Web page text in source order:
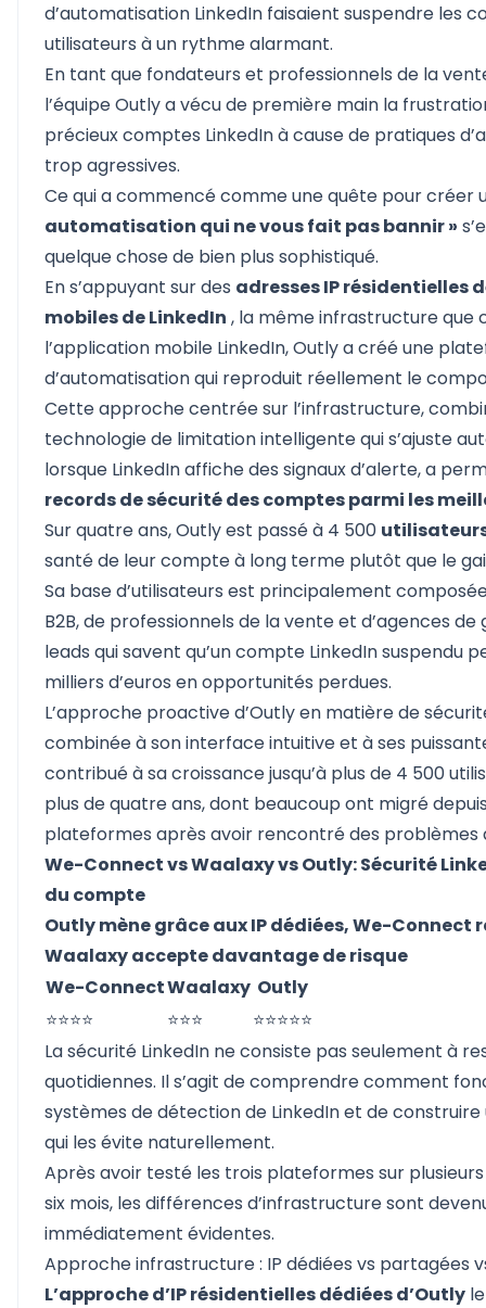
d’automatisation LinkedIn faisaient suspendre les
utilisateurs à un rythme alarmant.
En tant que fondateurs et professionnels de la
l’équipe Outly a vécu de première main la
précieux comptes LinkedIn à cause de pratiques
trop agressives.
Ce qui a commencé comme une quête pour créer
automatisation qui ne vous fait pas bannir »
quelque chose de bien plus sophistiqué.
En s’appuyant sur des adresses IP résidentielles
mobiles de LinkedIn , la même infrastructure que
l’application mobile LinkedIn, Outly a créé une
d’automatisation qui reproduit réellement le
Cette approche centrée sur l’infrastructure,
technologie de limitation intelligente qui s’ajuste
lorsque LinkedIn affiche des signaux d’alerte, a
records de sécurité des comptes parmi les
Sur quatre ans, Outly est passé à 4 500
santé de leur compte à long terme plutôt que le
Sa base d’utilisateurs est principalement
B2B, de professionnels de la vente et d’agences
leads qui savent qu’un compte LinkedIn suspendu
milliers d’euros en opportunités perdues.
L’approche proactive d’Outly en matière de
combinée à son interface intuitive et à ses
contribué à sa croissance jusqu’à plus de 4 500
plus de quatre ans, dont beaucoup ont migré
plateformes après avoir rencontré des problèmes
We-Connect vs Waalaxy vs Outly: Sécurité
du compte
Outly mène grâce aux IP dédiées, We-Connect
Waalaxy accepte davantage de risque
We-ConnectWaalaxy Outly
⭐⭐⭐⭐
⭐⭐⭐
⭐⭐⭐⭐⭐
La sécurité LinkedIn ne consiste pas seulement à
quotidiennes. Il s’agit de comprendre comment
systèmes de détection de LinkedIn et de
qui les évite naturellement.
Après avoir testé les trois plateformes sur
six mois, les différences d’infrastructure sont
immédiatement évidentes.
Approche infrastructure : IP dédiées vs partagées
L’approche d’IP résidentielles dédiées d’Outly